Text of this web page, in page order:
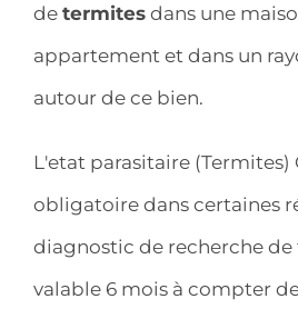
de termites dans une
appartement et dans un
autour de ce bien.
L'etat parasitaire (Termites)
obligatoire dans certaines
diagnostic de recherche de
valable 6 mois à compter